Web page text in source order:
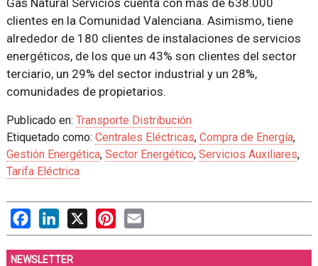
clientes en la Comunidad Valenciana. Asimismo, tiene
alrededor de 180 clientes de instalaciones de servicios
energéticos, de los que un 43% son clientes del sector
terciario, un 29% del sector industrial y un 28%,
comunidades de propietarios.
Publicado en: Transporte Distribución
Etiquetado como: Centrales Eléctricas, Compra de Energía,
Gestión Energética, Sector Energético, Servicios Auxiliares,
Tarifa Eléctrica
FacebookLinkedIn
X PinterestEmail
NEWSLETTER